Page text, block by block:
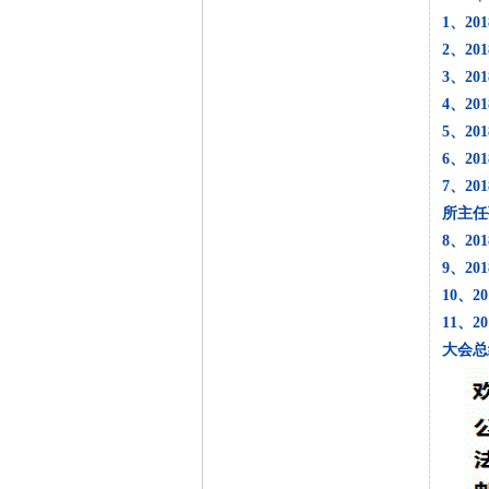
1、
2、
3、
4、
5、
6、
7、
所主
8、
9、
10、
11、
大会